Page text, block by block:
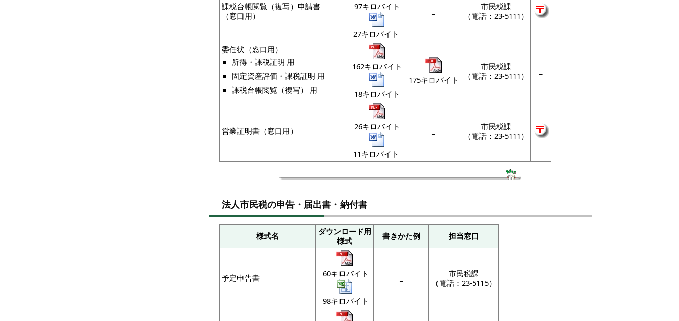
課税台帳閲覧（複写）申請書
（窓口用）
97キロバイト
27キロバイト
市民税課
（電話：23-5111）
委任状（窓口用）
所得・課税証明 用
固定資産評価・課税証明 用
課税台帳閲覧（複写） 用
162キロバイト
18キロバイト
175キロバイト
市民税課
（電話：23-5111）
営業証明書（窓口用） 26キロバイト
11キロバイト
市民税課
（電話：23-5111）
法人市民税の申告・届出書・納付書
様式名
ダウンロード用
様式
書きかた例 担当窓口
予定申告書 60キロバイト
98キロバイト
市民税課
（電話：23-5115）